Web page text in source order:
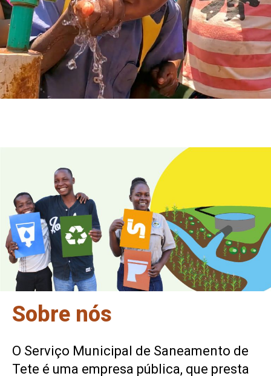
Sobre nós
O Serviço Municipal de Saneamento de
Tete é uma empresa pública, que presta